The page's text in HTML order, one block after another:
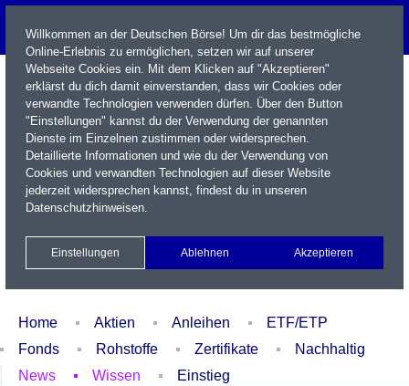
Name / WKN / ISIN / Kürzel
Xetra Realtime
Watchlist Portfolio Login
Home Aktien Anleihen
ETF/ETP
Fonds
Rohstoffe Zertifikate
Nachhaltig
News
Wissen Einstieg
Willkommen an der Deutschen Börse! Um dir das bestmögliche
Online-Erlebnis zu ermöglichen, setzen wir auf unserer
Webseite Cookies ein. Mit dem Klicken auf "Akzeptieren"
erklärst du dich damit einverstanden, dass wir Cookies oder
verwandte Technologien verwenden dürfen. Über den Button
"Einstellungen" kannst du der Verwendung der genannten
Dienste im Einzelnen zustimmen oder widersprechen.
Detaillierte Informationen und wie du der Verwendung von
Cookies und verwandten Technologien auf dieser Website
jederzeit widersprechen kannst, findest du in unseren
Datenschutzhinweisen.
Einstellungen Ablehnen Akzeptieren